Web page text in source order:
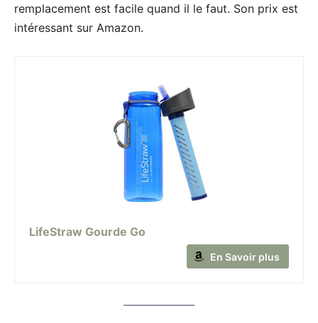
remplacement est facile quand il le faut. Son prix est
intéressant sur Amazon.
LifeStraw Gourde Go
En Savoir plus